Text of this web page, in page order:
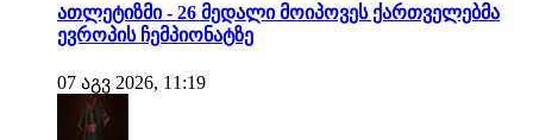
ათლეტიზმი - 26 მედალი მოიპოვეს ქართველებმა
ევროპის ჩემპიონატზე
07 აგვ 2026, 11:19